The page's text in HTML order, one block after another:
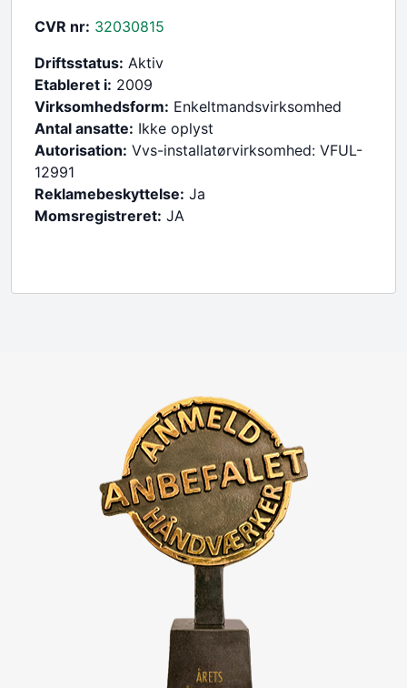
CVR nr: 32030815
Driftsstatus: Aktiv
Etableret i: 2009
Virksomhedsform: Enkeltmandsvirksomhed
Antal ansatte: Ikke oplyst
Autorisation: Vvs-installatørvirksomhed: VFUL-
12991
Reklamebeskyttelse: Ja
Momsregistreret: JA